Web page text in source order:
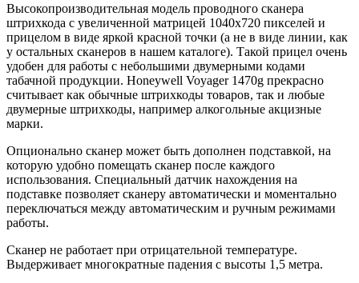
Высокопроизводительная модель проводного сканера
штрихкода с увеличенной матрицей 1040x720 пикселей и
прицелом в виде яркой красной точки (а не в виде линии, как
у остальных сканеров в нашем каталоге). Такой прицел очень
удобен для работы с небольшими двумерными кодами
табачной продукции. Honeywell Voyager 1470g прекрасно
считывает как обычные штрихкоды товаров, так и любые
двумерные штрихкоды, например алкогольные акцизные
марки.
Опционально сканер может быть дополнен подставкой, на
которую удобно помещать сканер после каждого
использования. Специальный датчик нахождения на
подставке позволяет сканеру автоматически и моментально
переключаться между автоматическим и ручным режимами
работы.
Сканер не работает при отрицательной температуре.
Выдерживает многократные падения с высоты 1,5 метра.